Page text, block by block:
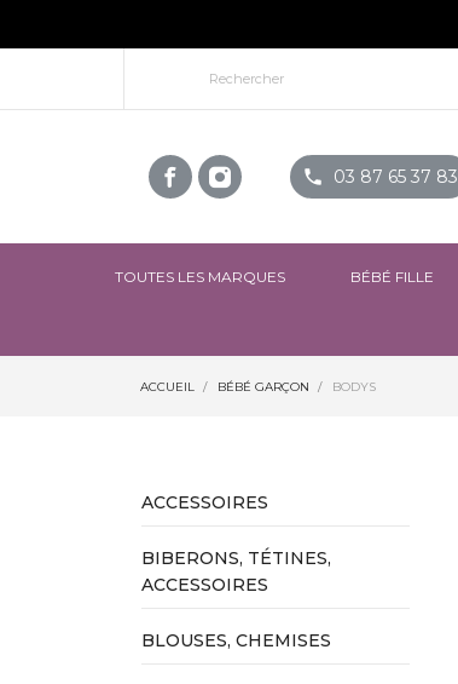
phone 03 87 65 37 83
TOUTES LES MARQUES BÉBÉ FILLE
ACCUEIL BÉBÉ GARÇON BODYS
ACCESSOIRES
BIBERONS, TÉTINES,
ACCESSOIRES
BLOUSES, CHEMISES